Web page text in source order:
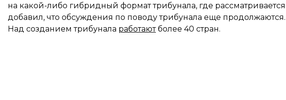
на какой-либо гибридный формат трибунала, где
добавил, что обсуждения по поводу трибунала еще продолжаются.
Над созданием трибунала работаютболее 40 стран.